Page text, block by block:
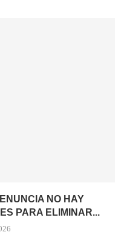
NO HAY
PARA ELIMINAR...